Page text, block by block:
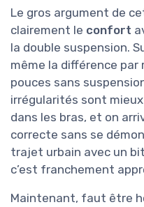
Le gros argument de
clairement le confort
la double suspension.
même la différence
pouces sans
irrégularités sont
dans les bras, et on
correcte sans se
trajet urbain avec un
c’est franchement
Maintenant, faut être